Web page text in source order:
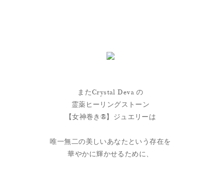
またCrystal Deva の
霊薬ヒーリングストーン
【女神巻き®】ジュエリーは
唯一無二の美しいあなたという存在を
華やかに輝かせるために、